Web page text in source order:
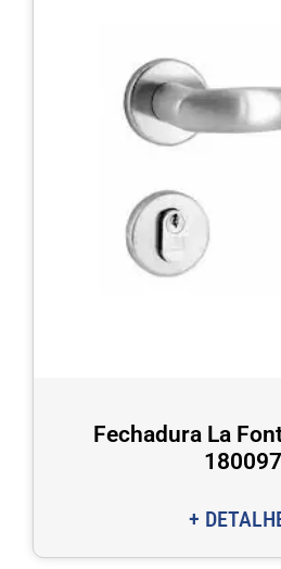
Fechadura La
180097
+